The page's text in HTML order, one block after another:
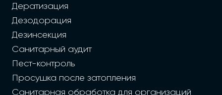
Дератизация
Дезодорация
Дезинсекция
Санитарный аудит
Пест-контроль
Просушка после затопления
Санитарная обработка для организаций